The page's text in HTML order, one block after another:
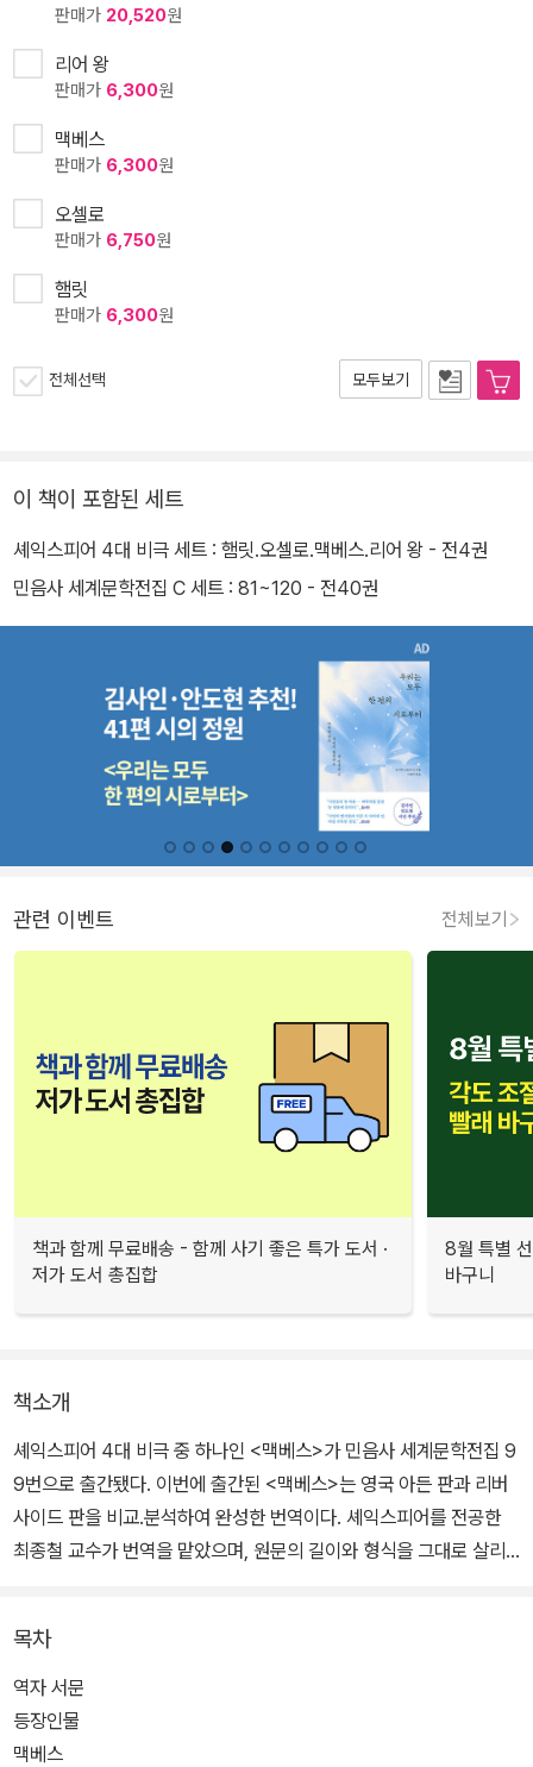
판매가 20,520원
리어 왕
판매가 6,300원
맥베스
판매가 6,300원
오셀로
판매가 6,750원
햄릿
판매가 6,300원
전체선택 모두보기
이 책이 포함된 세트
셰익스피어 4대 비극 세트 : 햄릿.오셀로.맥베스.리어 왕 - 전4권
민음사 세계문학전집 C 세트 : 81~120 - 전40권
관련 이벤트 전체보기
책과 함께 무료배송 - 함께 사기 좋은 특가 도서 ·
저가 도서 총집합
8월 특별
바구니
책소개
셰익스피어 4대 비극 중 하나인 <맥베스>가 민음사 세계문학전집 9
9번으로 출간됐다. 이번에 출간된 <맥베스>는 영국 아든 판과 리버
사이드 판을 비교.분석하여 완성한 번역이다. 셰익스피어를 전공한
최종철 교수가 번역을 맡았으며, 원문의 길이와 형식을 그대로 살리
편집 역시 신경을 많이 썼는데, 막과 장의 구분이 존재하지 않았던 당
시 공연 분위기를 적극적으로 반영했다. 막과 장을 새로운 장의 시작
부분에 간단하게 표기하고 장소는 각주에서 설명한 것. 이러한 방식
은 아든 판 세 번째 시리즈에서 시작한 것으로 셰익스피어의 원문에
목차
역자 서문
등장인물
맥베스